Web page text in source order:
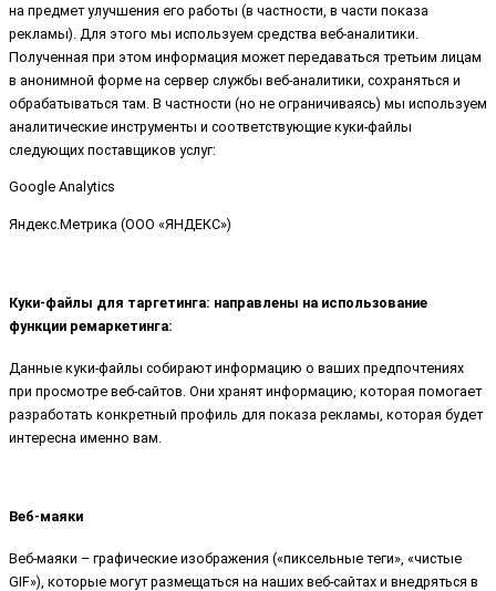
на предмет улучшения его работы (в частности, в части показа
рекламы). Для этого мы используем средства веб-аналитики.
Полученная при этом информация может передаваться третьим лицам
в анонимной форме на сервер службы веб-аналитики, сохраняться и
обрабатываться там. В частности (но не ограничиваясь) мы используем
аналитические инструменты и соответствующие куки-файлы
следующих поставщиков услуг:
Google Analytics
Яндекс.Метрика (ООО «ЯНДЕКС»)
Куки-файлы для таргетинга: направлены на использование
функции ремаркетинга:
Данные куки-файлы собирают информацию о ваших предпочтениях
при просмотре веб-сайтов. Они хранят информацию, которая помогает
разработать конкретный профиль для показа рекламы, которая будет
интересна именно вам.
Веб-маяки
Веб-маяки – графические изображения («пиксельные теги», «чистые
GIF»), которые могут размещаться на наших веб-сайтах и внедряться в